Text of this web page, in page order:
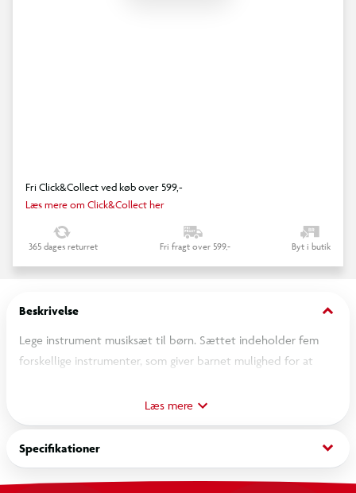
Fri Click&Collect ved køb over 599,-
Læs mere om Click&Collect her
365 dages returret Fri fragt over 599,- Byt i butik
Beskrivelse keyboard_arrow_down
Lege instrument musiksæt til børn. Sættet indeholder fem
forskellige instrumenter, som giver barnet mulighed for at
med de andre instrumenter for at skabe musik. Perfekt til at
udvikle musikalske evner og kreativitet.
Læs mere
Specifikationer keyboard_arrow_down